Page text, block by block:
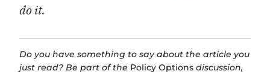
do it.
Do you have something to say about the article you
just read? Be part of the Policy Options discussion,